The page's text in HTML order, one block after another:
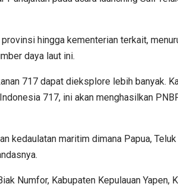
hingga kementerian terkait,
daya laut ini.
717 dapat dieksplore lebih banyak.
717, ini akan menghasilkan
kedaulatan maritim dimana Papua,
Numfor, Kabupaten Kepulauan Yapen,